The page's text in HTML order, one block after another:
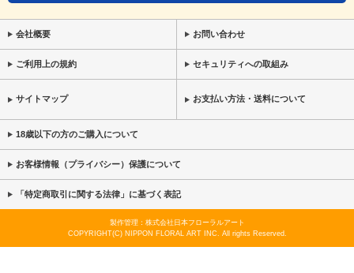
会社概要 お問い合わせ
ご利用上の規約 セキュリティへの取組み
サイトマップ お支払い方法・送料について
18歳以下の方のご購入について
お客様情報（プライバシー）保護について
「特定商取引に関する法律」に基づく表記
製作管理：株式会社日本フローラルアート
COPYRIGHT(C) NIPPON FLORAL ART INC. All rights Reserved.